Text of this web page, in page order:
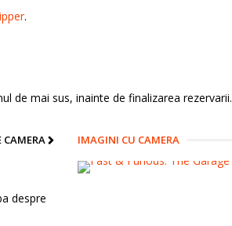
.
de mai sus, inainte de finalizarea rezervarii.
CAMERA
despre
IMAGINI CU CAMERA